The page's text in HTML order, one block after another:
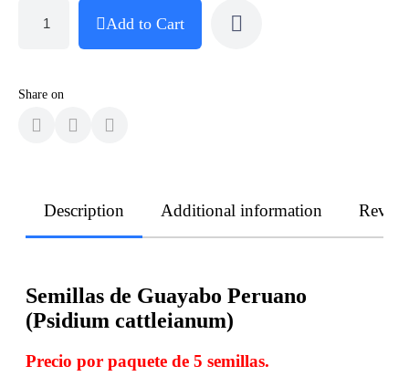
Add to Cart
Share on
Description Additional information
Semillas de Guayabo Peruano
(Psidium cattleianum)
Precio por paquete de 5 semillas.